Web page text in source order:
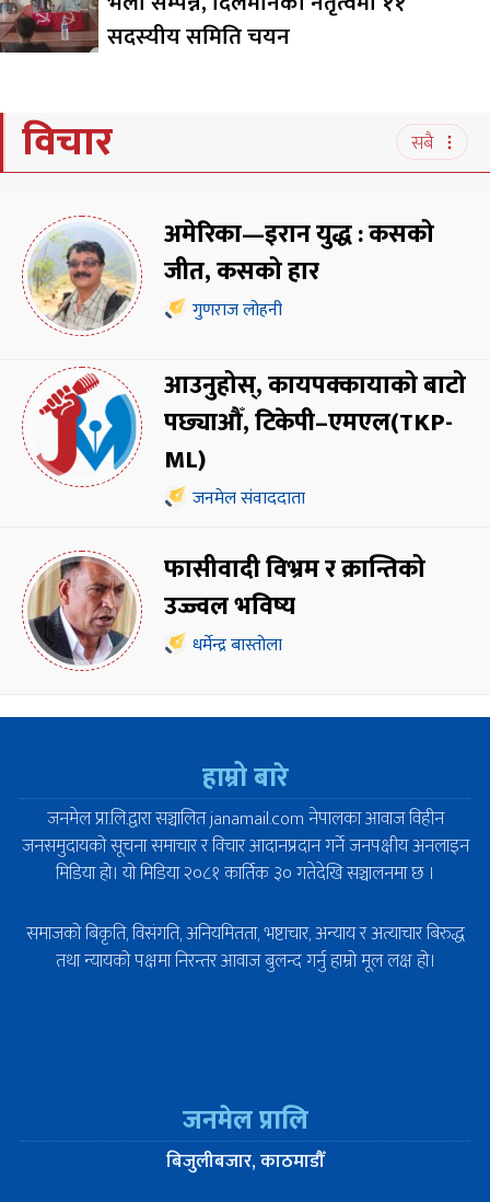
सदस्यीय समिति चयन
विचार सबै
अमेरिका—इरान युद्ध : कसको
जीत, कसको हार
गुणराज लोहनी
आउनुहोस्, कायपक्कायाको बाटो
पछ्याऔँ, टिकेपी–एमएल(TKP-
ML)
जनमेल संवाददाता
फासीवादी विभ्रम र क्रान्तिको
उज्ज्वल भविष्य
धर्मेन्द्र बास्तोला
हाम्रो बारे
जनमेल प्रा.लि.द्वारा सञ्चालित janamail.com नेपालका आवाज विहीन
जनसमुदायको सूचना समाचार र विचार आदानप्रदान गर्ने जनपक्षीय अनलाइन
मिडिया हो। यो मिडिया २०८१ कार्तिक ३० गतेदेखि सञ्चालनमा छ ।
समाजको बिकृति, विसंगति, अनियमितता, भष्टाचार, अन्याय र अत्याचार बिरुद्ध
तथा न्यायको पक्षमा निरन्तर आवाज बुलन्द गर्नु हाम्रो मूल लक्ष हो।
जनमेल प्रालि
बिजुलीबजार, काठमाडौँ